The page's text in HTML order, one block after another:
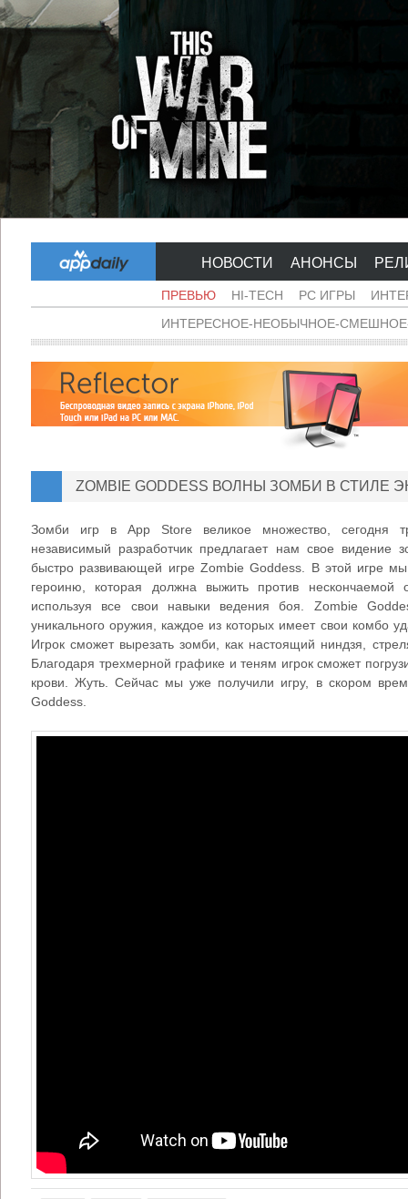
НОВОСТИ АНОНСЫ
ПРЕВЬЮ HI-TECH PC ИГРЫ
ИНТЕРЕСНОЕ-НЕОБЫЧНОЕ-
ZOMBIE GODDESS ВОЛНЫ ЗОМБИ В СТИЛЕ
Зомби игр в App Store великое множество, сегодня
независимый разработчик предлагает нам свое
быстро развивающей игре Zombie Goddess. В этой игре
героиню, которая должна выжить против
используя все свои навыки ведения боя. Zombie
уникального оружия, каждое из которых имеет свои комбо
Игрок сможет вырезать зомби, как настоящий ниндзя,
Благодаря трехмерной графике и теням игрок сможет
крови. Жуть. Сейчас мы уже получили игру, в скором
Goddess.